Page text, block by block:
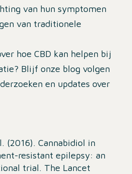
van hun symptomen
van traditionele
hoe CBD kan helpen bij
Blijf onze blog volgen
en updates over
(2016). Cannabidiol in
resistant epilepsy: an
trial. The Lancet